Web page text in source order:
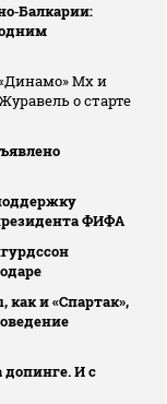
Мх и
о старте
ФИФА
и «Спартак»,
допинге. И с